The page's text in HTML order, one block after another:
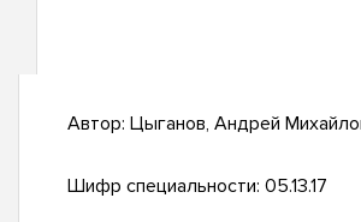
Автор: Цыганов, Андрей
Шифр специальности: 05.13.17